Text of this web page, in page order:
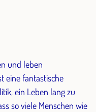
und leben
eine fantastische
ein Leben lang zu
so viele Menschen wie